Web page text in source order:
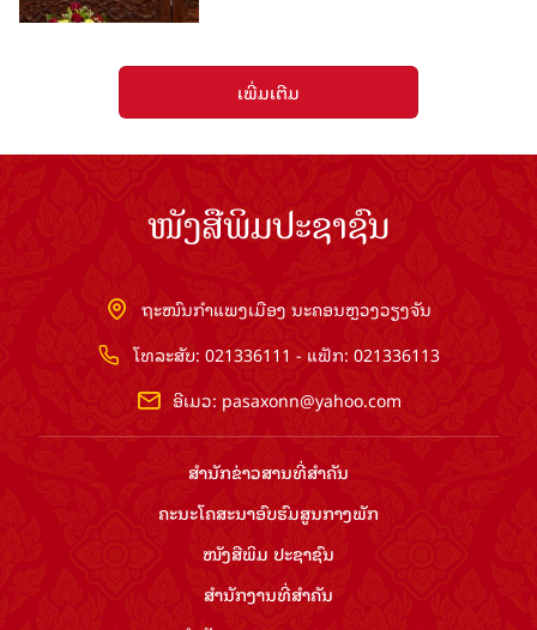
ເພີ່ມເຕີມ
ໜັງສືພິມປະຊາຊົນ
ຖະໜົນກຳແພງເມືອງ ນະຄອນຫຼວງວຽງຈັນ
ໂທລະສັບ: 021336111 - ແຟັກ: 021336113
ອີເມວ: pasaxonn@yahoo.com
ສຳ​ນັກ​ຂ່າວ​ສານ​ທີ່​ສຳ​ຄັນ​
ຄະນະໂຄສະນາອົບຮົມ​ສູນ​ກາງ​ພັກ
ໜັງສືພິມ ປະ​ຊາ​ຊົນ
ສຳ​ນັກ​ງານ​ທີ່​ສຳ​ຄັນ